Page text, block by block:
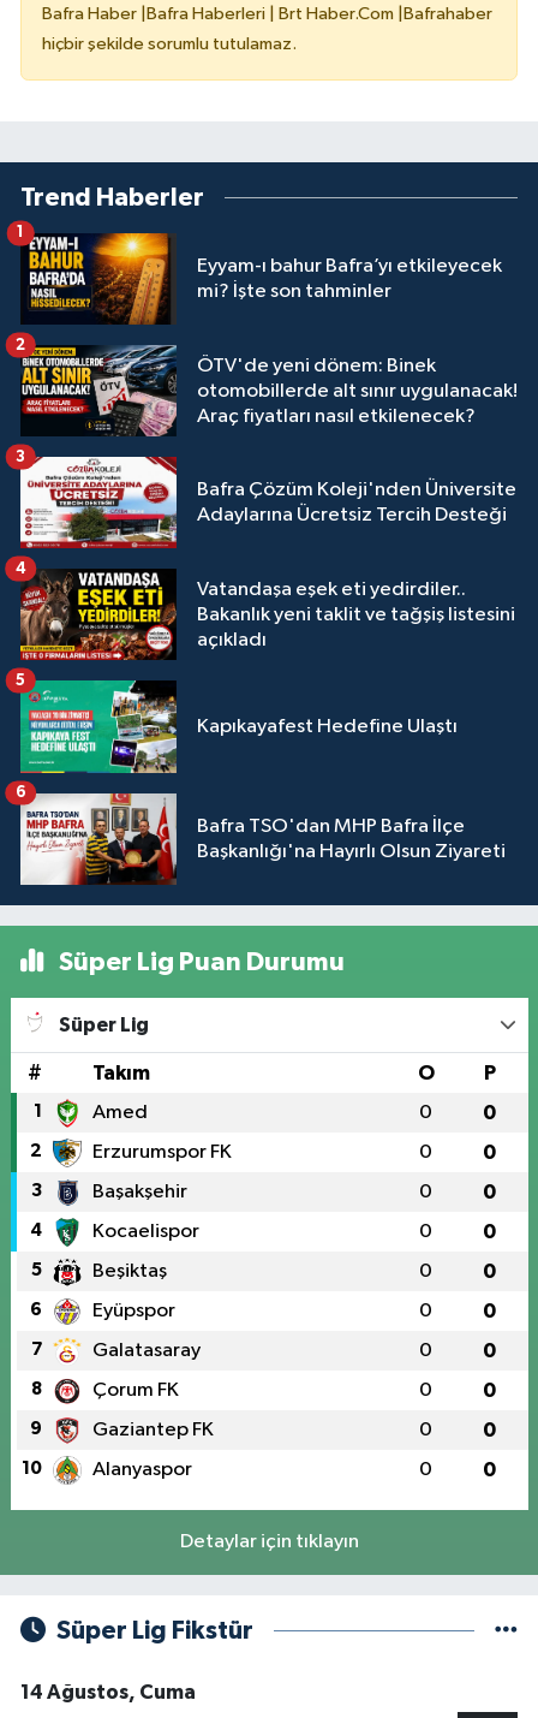
Bafra Haber |Bafra Haberleri | Brt Haber.Com |Bafrahaber
hiçbir şekilde sorumlu tutulamaz.
Trend Haberler
Eyyam-ı bahur Bafra’yı etkileyecek
mi? İşte son tahminler
1
ÖTV'de yeni dönem: Binek
otomobillerde alt sınır uygulanacak!
Araç fiyatları nasıl etkilenecek?
2
Bafra Çözüm Koleji'nden Üniversite
Adaylarına Ücretsiz Tercih Desteği
3
Vatandaşa eşek eti yedirdiler..
Bakanlık yeni taklit ve tağşiş listesini
açıkladı
4
Kapıkayafest Hedefine Ulaştı
5
Bafra TSO'dan MHP Bafra İlçe
Başkanlığı'na Hayırlı Olsun Ziyareti
6
Süper Lig Puan Durumu
Süper Lig
# Takım O P
1 Amed 0 0
2 Erzurumspor FK 0 0
3 Başakşehir 0 0
4 Kocaelispor 0 0
5 Beşiktaş 0 0
6 Eyüpspor 0 0
7 Galatasaray 0 0
8 Çorum FK 0 0
9 Gaziantep FK 0 0
10 Alanyaspor 0 0
Detaylar için tıklayın
Süper Lig Fikstür
14 Ağustos, Cuma